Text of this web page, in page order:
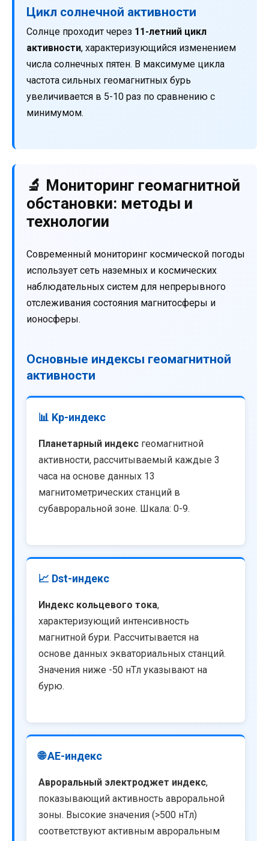
Цикл солнечной активности
Солнце проходит через 11-летний цикл
активности, характеризующийся изменением
числа солнечных пятен. В максимуме цикла
частота сильных геомагнитных бурь
увеличивается в 5-10 раз по сравнению с
минимумом.
🔬 Мониторинг геомагнитной
обстановки: методы и
технологии
Современный мониторинг космической погоды
использует сеть наземных и космических
наблюдательных систем для непрерывного
отслеживания состояния магнитосферы и
ионосферы.
Основные индексы геомагнитной
активности
📊 Kp-индекс
Планетарный индекс геомагнитной
активности, рассчитываемый каждые 3
часа на основе данных 13
магнитометрических станций в
субавроральной зоне. Шкала: 0-9.
📈 Dst-индекс
Индекс кольцевого тока,
характеризующий интенсивность
магнитной бури. Рассчитывается на
основе данных экваториальных станций.
Значения ниже -50 нТл указывают на
бурю.
🌐 AE-индекс
Авроральный электроджет индекс,
показывающий активность авроральной
зоны. Высокие значения (>500 нТл)
соответствуют активным авроральным